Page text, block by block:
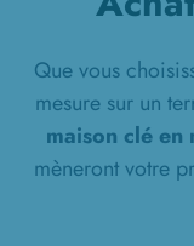
Que vous
mesure sur un
maison clé en
mèneront votre